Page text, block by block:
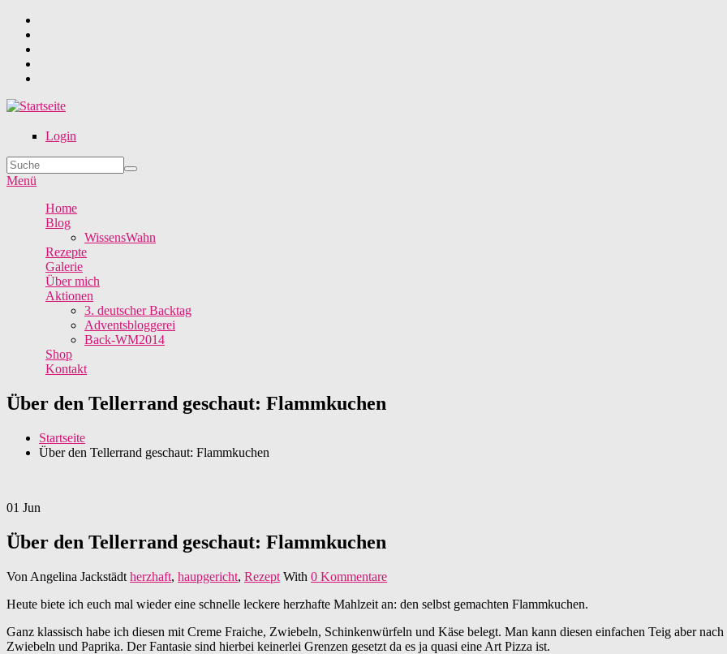
Direkt zum Inhalt
Login
Suchformular
Menü
Home
Blog
WissensWahn
Rezepte
Galerie
Über mich
Aktionen
3. deutscher Backtag
Adventsbloggerei
Back-WM2014
Shop
Kontakt
Über den Tellerrand geschaut: Flammkuchen
Startseite
Über den Tellerrand geschaut: Flammkuchen
01 Jun
Über den Tellerrand geschaut: Flammkuchen
Von Angelina Jackstädt herzhaft, haupgericht, Rezept With 0 Kommentare
Heute biete ich euch mal wieder eine schnelle leckere herzhafte Mahlzeit an: den selbst gemachten Flammkuchen.
Ganz klassisch habe ich diesen mit Creme Fraiche, Zwiebeln, Schinkenwürfeln und Käse belegt. Man kann diesen einfachen Teig aber
Zwiebeln und Paprika. Der Fantasie sind hierbei keinerlei Grenzen gesetzt da es ja quasi eine Art Pizza ist.